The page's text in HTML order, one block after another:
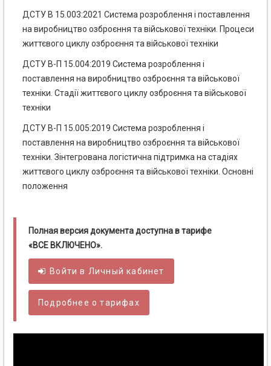
ДСТУ В 15.003:2021 Система розроблення і поставлення
на виробництво озброєння та військової техніки. Процеси
життєвого циклу озброєння та військової техніки
ДСТУ В-П 15.004:2019 Система розроблення і
поставлення на виробництво озброєння та військової
техніки. Стадії життєвого циклу озброєння та військової
техніки
ДСТУ В-П 15.005:2019 Система розроблення і
поставлення на виробництво озброєння та військової
техніки. Зінтегрована логістична підтримка на стадіях
життєвого циклу озброєння та військової техніки. Основні
положення
Полная версия документа доступна в тарифе
«ВСЕ ВКЛЮЧЕНО».
Войти в Личный кабинет
Подробнее о тарифах